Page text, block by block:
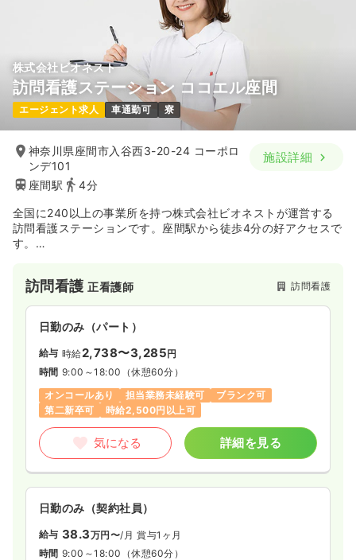
株式会社ビオネスト
訪問看護ステーション ココエル座間
エージェント求人 車通勤可 寮
神奈川県座間市入谷西3-20-24 コーポロ
ンデ101
座間駅
4分
施設詳細
全国に240以上の事業所を持つ株式会社ビオネストが運営する
訪問看護ステーションです。座間駅から徒歩4分の好アクセスで
す。
訪問看護正看護師 訪問看護
日勤のみ（パート）
給与 時給2,738〜3,285円
時間 9:00～18:00 （休憩60分）
オンコールあり
担当業務未経験可
ブランク可
第二新卒可
時給2,500円以上可
気になる 詳細を見る
日勤のみ（契約社員）
給与 38.3万円〜/月 賞与1ヶ月
時間 9:00～18:00 （休憩60分）